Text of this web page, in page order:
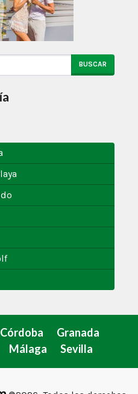
BUSCAR
Córdoba
Granada
Málaga Sevilla